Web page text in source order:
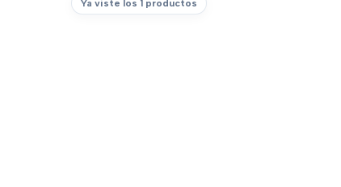
Ya viste los 1 productos